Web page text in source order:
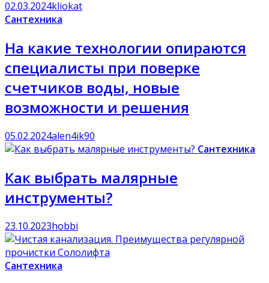
02.03.2024kliokat
Сантехника
На какие технологии опираются
специалисты при поверке
счетчиков воды, новые
возможности и решения
05.02.2024alen4ik90
Сантехника
Как выбрать малярные
инструменты?
23.10.2023hobbi
Сантехника